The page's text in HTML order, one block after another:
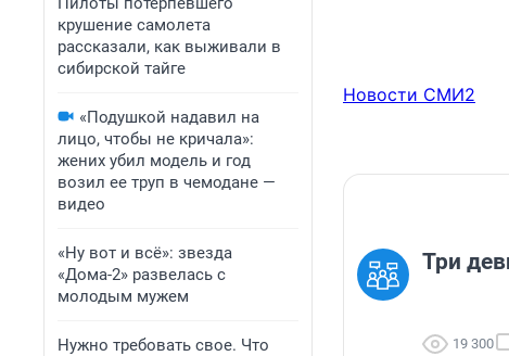
крушение самолета
рассказали, как выживали в
сибирской тайге
«Подушкой надавил на
лицо, чтобы не кричала»:
жених убил модель и год
возил ее труп в чемодане —
видео
«Ну вот и всё»: звезда
«Дома-2» развелась с
молодым мужем
Нужно требовать свое. Что
Новости СМИ2
Три
19 300